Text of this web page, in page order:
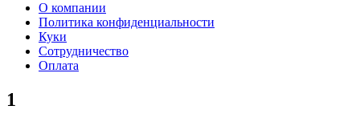
О компании
Политика конфиденциальности
Куки
Сотрудничество
Оплата
1